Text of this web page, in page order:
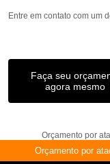
Entre em contato com um
Faça seu
agora mesmo
Orçamento por
Orçamento por